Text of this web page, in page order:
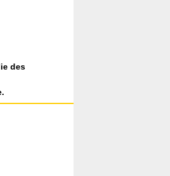
des